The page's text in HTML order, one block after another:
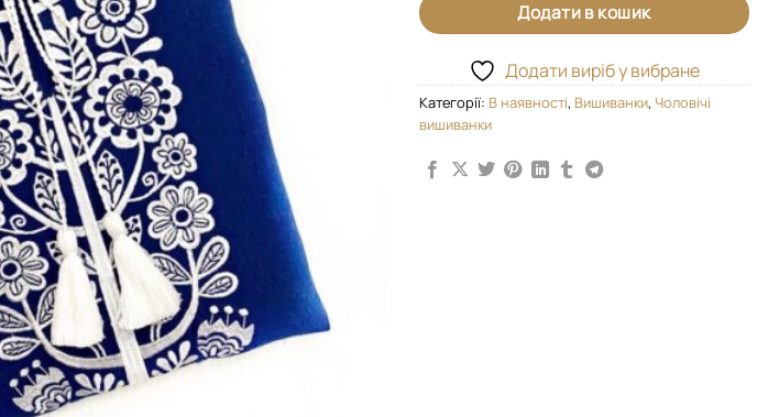
Додати в кошик
Додати виріб у вибране
Категорії: В наявності, Вишиванки, Чоловічі
вишиванки